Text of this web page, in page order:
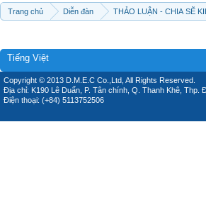
Trang chủ Diễn đàn THẢO LUẬN - CHIA SẼ
Tiếng Việt
Copyright © 2013 D.M.E.C Co.,Ltd, All Rights Reserved.
Địa chỉ: K190 Lê Duẩn, P. Tân chính, Q. Thanh Khê, Thp.
Điện thoại: (+84) 5113752506